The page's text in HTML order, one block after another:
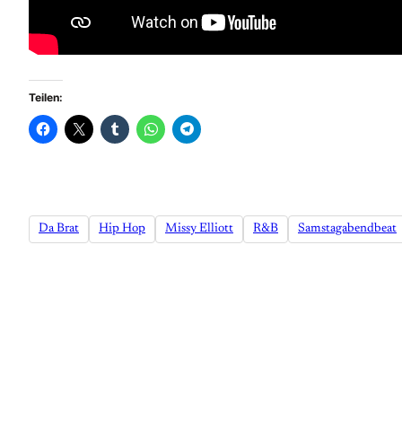
Teilen:
Da Brat Hip Hop Missy Elliott R&B Samstagabendbeat